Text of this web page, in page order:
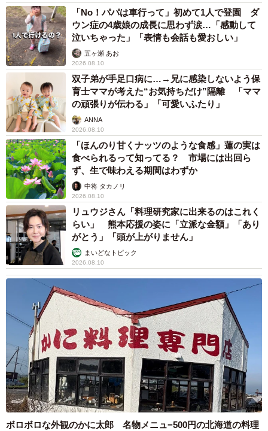
「No！パパは車行って」初めて1人で登園 ダ
ウン症の4歳娘の成長に思わず涙…「感動して
泣いちゃった」「表情も会話も愛おしい」
五ヶ瀬 あお
2026.08.10
双子弟が手足口病に…→兄に感染しないよう保
育士ママが考えた“お気持ちだけ”隔離 「ママ
の頑張りが伝わる」「可愛いふたり」
ANNA
2026.08.10
「ほんのり甘くナッツのような食感」蓮の実は
食べられるって知ってる？ 市場には出回ら
ず、生で味わえる期間はわずか
中将 タカノリ
2026.08.10
リュウジさん「料理研究家に出来るのはこれく
らい」 熊本応援の姿に「立派な金額」「あり
がとう」「頭が上がりません」
まいどなトピック
2026.08.10
ボロボロな外観のかに太郎 名物メニュ−500円の北海道の料理